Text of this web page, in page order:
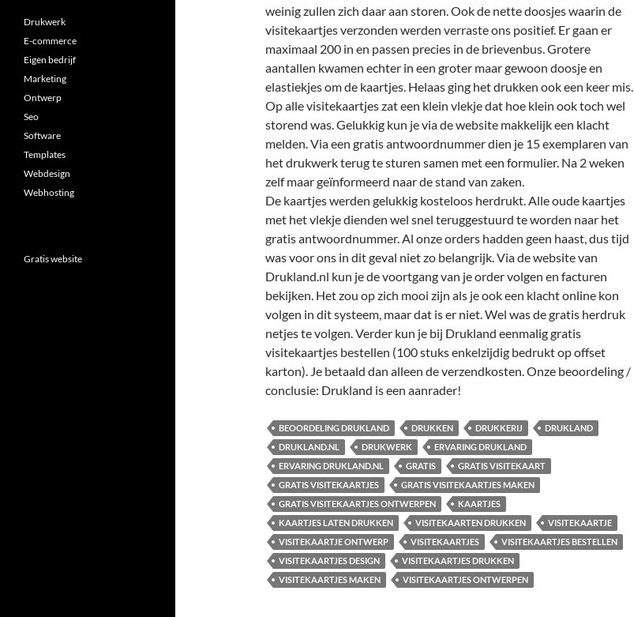
weinig zullen zich daar aan storen. Ook de nette doosjes waarin de
visitekaartjes verzonden werden verraste ons positief. Er gaan er
maximaal 200 in en passen precies in de brievenbus.Grotere
aantallen kwamen echter in een groter maar gewoon doosje en
elastiekjes om de kaartjes. Helaas ging het drukken ook een keer mis.
Op alle visitekaartjes zat een klein vlekje dat hoe klein ook toch wel
storend was. Gelukkig kun je via de website makkelijk een klacht
melden. Via een gratis antwoordnummer dien je 15 exemplaren van
het drukwerk terug te sturen samen met een formulier. Na 2 weken
zelf maar geïnformeerd naar de stand van zaken.
De kaartjes werden gelukkig kosteloos herdrukt. Alle oude kaartjes
met het vlekje dienden wel snel teruggestuurd te worden naar het
gratis antwoordnummer. Al onze orders hadden geen haast, dus tijd
was voor ons in dit geval niet zo belangrijk. Via de website van
Drukland.nl kun je de voortgang van je order volgen en facturen
bekijken. Het zou op zich mooi zijn als je ook een klacht online kon
volgen in dit systeem, maar dat is er niet. Wel was de gratis herdruk
netjes te volgen. Verder kun je bij Drukland eenmalig gratis
visitekaartjes bestellen (100 stuks enkelzijdig bedrukt op offset
karton). Je betaald dan alleen de verzendkosten. Onze beoordeling /
conclusie: Drukland is een aanrader!
BEOORDELING DRUKLAND DRUKKEN DRUKKERIJ
DRUKLAND
DRUKLAND.NL
DRUKWERK
ERVARING DRUKLAND
ERVARING DRUKLAND.NL
GRATIS
GRATIS VISITEKAART
GRATIS VISITEKAARTJES
GRATIS VISITEKAARTJES MAKEN
GRATIS VISITEKAARTJES ONTWERPEN
KAARTJES
KAARTJES LATEN DRUKKEN
VISITEKAARTEN DRUKKEN
VISITEKAARTJE
VISITEKAARTJE ONTWERP
VISITEKAARTJES
VISITEKAARTJES BESTELLEN
VISITEKAARTJES DESIGN
VISITEKAARTJES DRUKKEN
VISITEKAARTJES MAKEN
VISITEKAARTJES ONTWERPEN
Drukwerk
E-commerce
Eigen bedrijf
Marketing
Ontwerp
Seo
Software
Templates
Webdesign
Webhosting
Gratis website